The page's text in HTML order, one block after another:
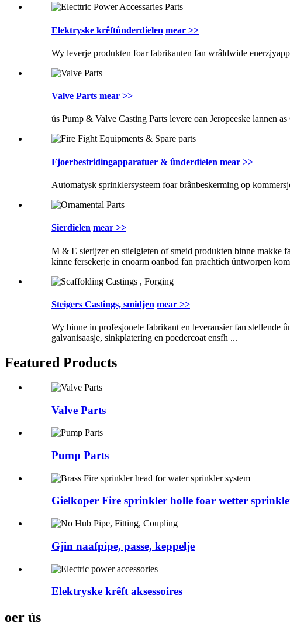
Elektryske krêftûnderdielen mear >>
Wy leverje produkten foar fabrikanten fan wrâldwide
Valve Parts mear >>
ús Pump & Valve Casting Parts levere oan Jeropeeske lannen
Fjoerbestridingapparatuer & ûnderdielen mear >>
Automatysk sprinklersysteem foar brânbeskerming op
Sierdielen mear >>
M & E sierijzer en stielgieten of smeid produkten binne makke
kinne fersekerje in enoarm oanbod fan prachtich ûntworpen
Steigers Castings, smidjen mear >>
Wy binne in profesjonele fabrikant en leveransier fan stellende
galvanisaasje, sinkplatering en poedercoat ensfh ...
Featured Products
Valve Parts
Pump Parts
Gielkoper Fire sprinkler holle foar wetter
Gjin naafpipe, passe, keppelje
Elektryske krêft aksessoires
oer ús